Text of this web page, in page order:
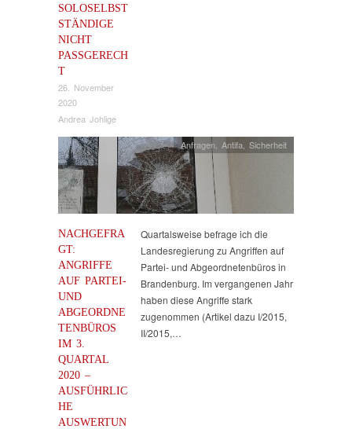
SOLOSELBST
STÄNDIGE
NICHT
PASSGERECH
T
26. November
2020
Andrea Johlige
NACHGEFRA
GT:
ANGRIFFE
AUF PARTEI-
UND
ABGEORDNE
TENBÜROS
IM 3.
QUARTAL
2020 –
AUSFÜHRLIC
HE
AUSWERTUN
Anfragen Antifa ,Sicherheit
Quartalsweise befrage ich die
Landesregierung zu Angriffen auf
Partei- und Abgeordnetenbüros in
Brandenburg. Im vergangenen Jahr
haben diese Angriffe stark
zugenommen (Artikel dazu I/2015,
II/2015,…